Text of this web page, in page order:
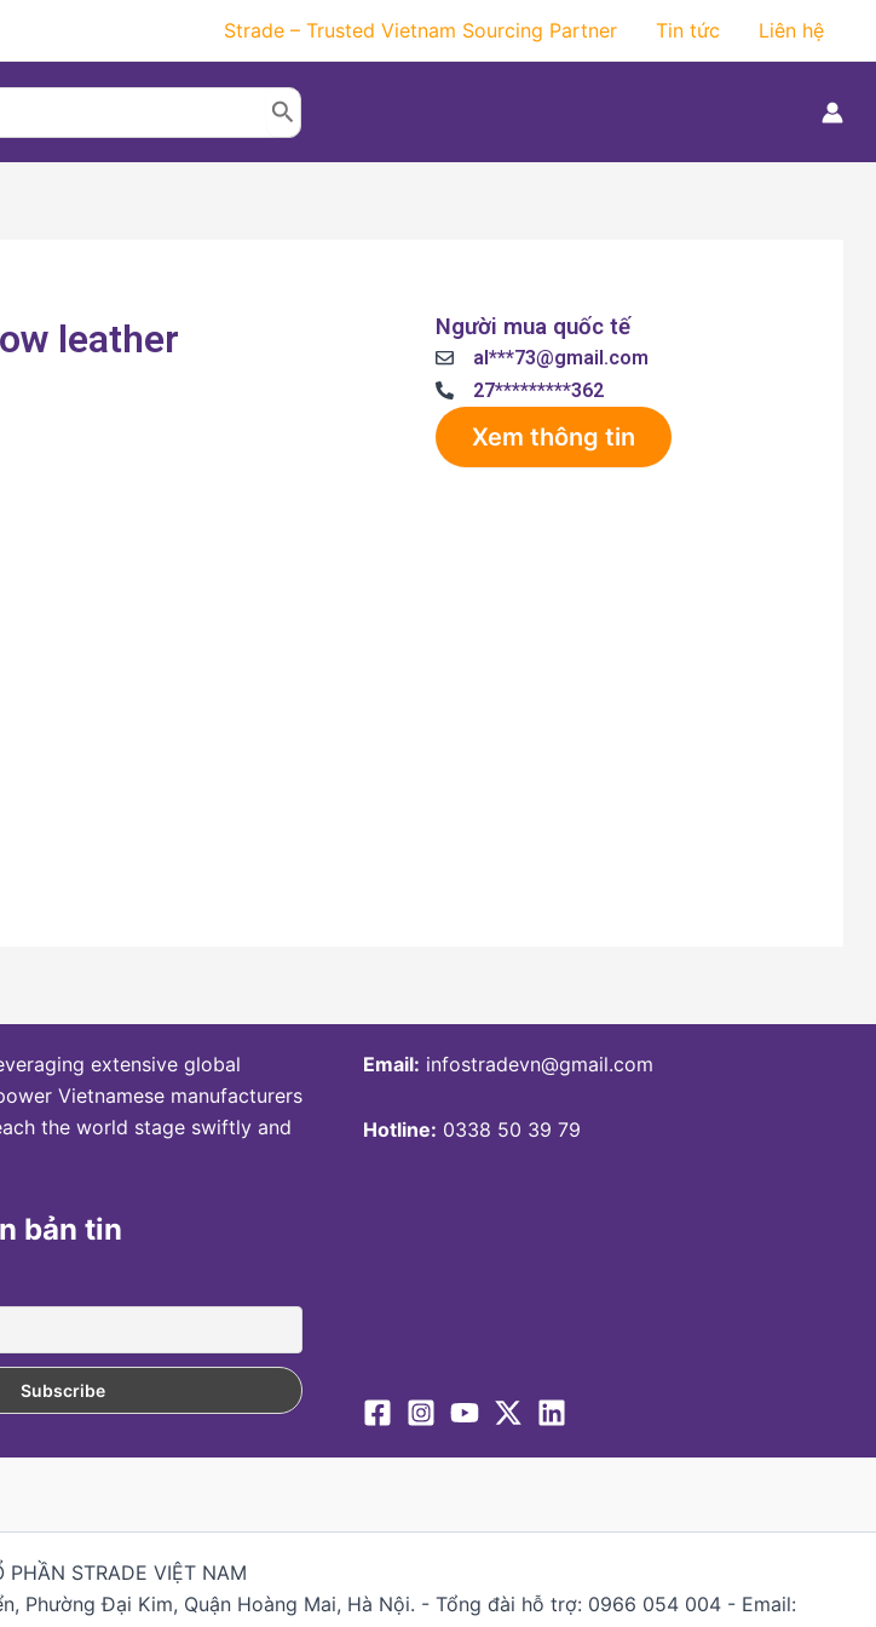
Strade – Trusted Vietnam Sourcing Partner Tin tức Liên hệ
leather Người mua quốc tế
al***73@gmail.com
27*********362
Xem thông tin
extensive global
Vietnamese manufacturers
the world stage swiftly and
bản tin
Email: infostradevn@gmail.com
Hotline: 0338 50 39 79
PHẦN STRADE VIỆT NAM
Phường Đại Kim, Quận Hoàng Mai, Hà Nội. - Tổng đài hỗ trợ: 0966 054 004 - Email: